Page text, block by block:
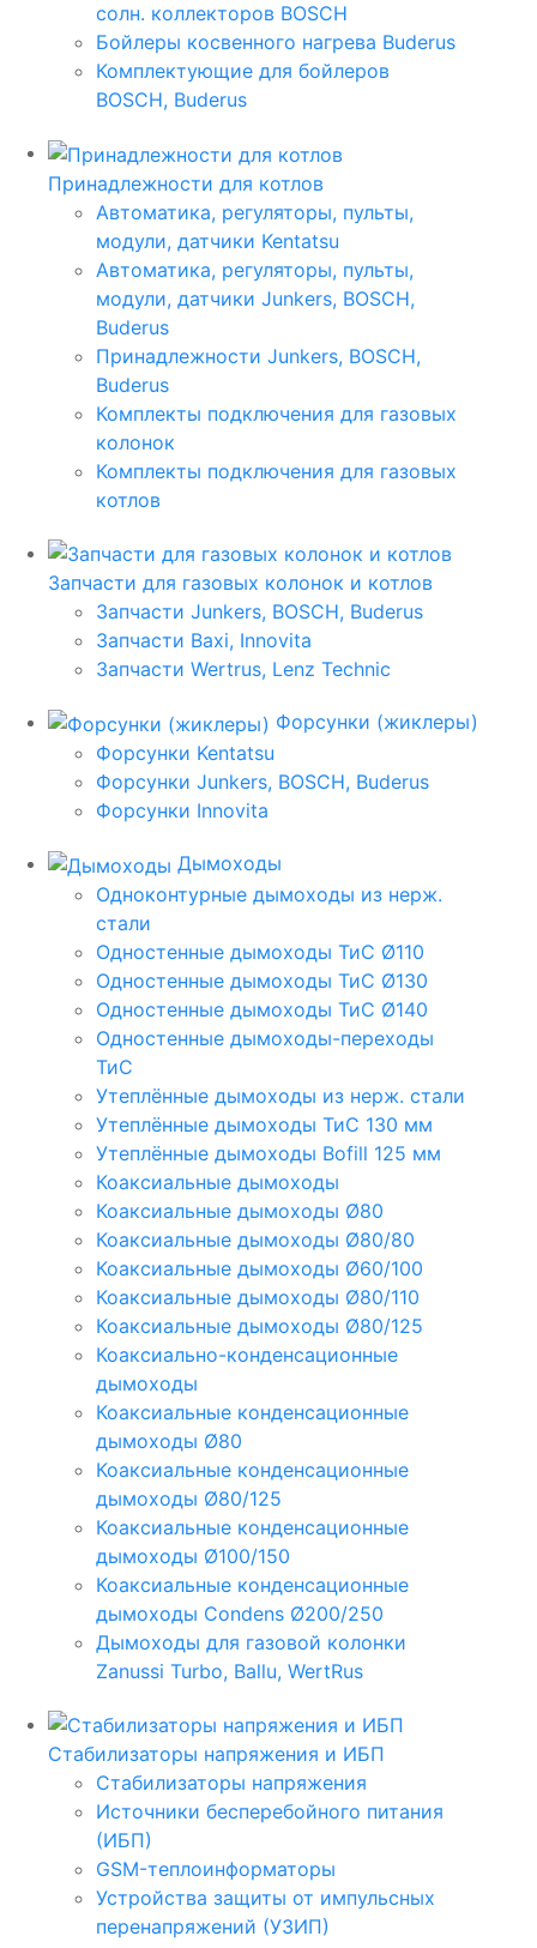
солн. коллекторов BOSCH
Бойлеры косвенного нагрева Buderus
Комплектующие для бойлеров
BOSCH, Buderus
Принадлежности для котлов
Автоматика, регуляторы, пульты,
модули, датчики Kentatsu
Автоматика, регуляторы, пульты,
модули, датчики Junkers, BOSCH,
Buderus
Принадлежности Junkers, BOSCH,
Buderus
Комплекты подключения для газовых
колонок
Комплекты подключения для газовых
котлов
Запчасти для газовых колонок и котлов
Запчасти Junkers, BOSCH, Buderus
Запчасти Baxi, Innovita
Запчасти Wertrus, Lenz Technic
Форсунки (жиклеры)
Форсунки Kentatsu
Форсунки Junkers, BOSCH, Buderus
Форсунки Innovita
Дымоходы
Одноконтурные дымоходы из нерж.
стали
Одностенные дымоходы ТиС Ø110
Одностенные дымоходы ТиС Ø130
Одностенные дымоходы ТиС Ø140
Одностенные дымоходы-переходы
ТиС
Утеплённые дымоходы из нерж. стали
Утеплённые дымоходы ТиС 130 мм
Утеплённые дымоходы Bofill 125 мм
Коаксиальные дымоходы
Коаксиальные дымоходы Ø80
Коаксиальные дымоходы Ø80/80
Коаксиальные дымоходы Ø60/100
Коаксиальные дымоходы Ø80/110
Коаксиальные дымоходы Ø80/125
Коаксиально-конденсационные
дымоходы
Коаксиальные конденсационные
дымоходы Ø80
Коаксиальные конденсационные
дымоходы Ø80/125
Коаксиальные конденсационные
дымоходы Ø100/150
Коаксиальные конденсационные
дымоходы Condens Ø200/250
Дымоходы для газовой колонки
Zanussi Turbo, Ballu, WertRus
Стабилизаторы напряжения и ИБП
Стабилизаторы напряжения
Источники бесперебойного питания
(ИБП)
GSM-теплоинформаторы
Устройства защиты от импульсных
перенапряжений (УЗИП)